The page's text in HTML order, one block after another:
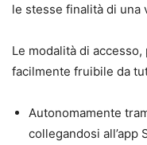
le stesse finalità di una
Le modalità di
facilmente fruibile da
Autonomamente
collegandosi all’app